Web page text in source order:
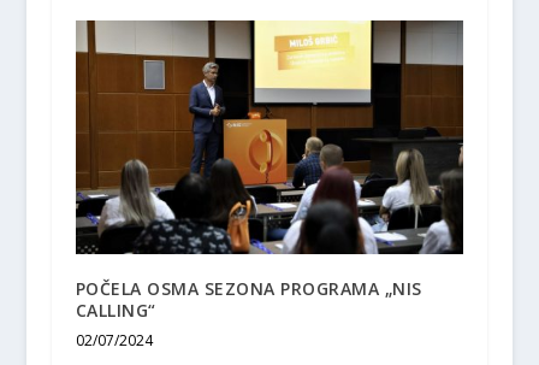
POČELA OSMA SEZONA PROGRAMA „NIS
CALLING“
02/07/2024